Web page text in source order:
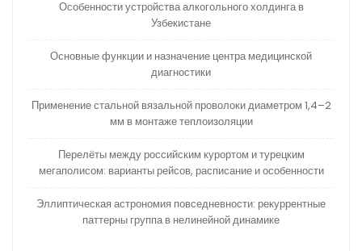
Особенности устройства алкогольного холдинга в
Узбекистане
Основные функции и назначение центра медицинской
диагностики
Применение стальной вязальной проволоки диаметром 1,4–2
мм в монтаже теплоизоляции
Перелёты между российским курортом и турецким
мегаполисом: варианты рейсов, расписание и особенности
Эллиптическая астрономия повседневности: рекуррентные
паттерны группа в нелинейной динамике